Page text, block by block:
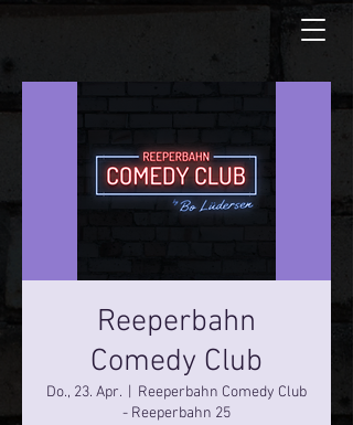
Reeperbahn
Comedy Club
Do., 23. Apr.
Reeperbahn Comedy Club
- Reeperbahn 25